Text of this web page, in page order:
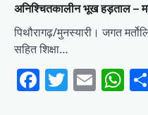
अनिश्चितकालीन भूख हड़ताल –
पिथौरागढ़/मुनस्यारी। जगत
सहित शिक्षा…
Facebook
Twitter
Email